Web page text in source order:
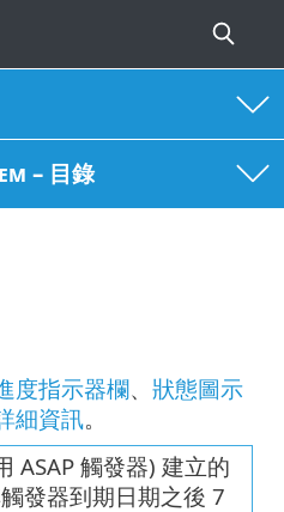
– 目錄
度指示器欄、 狀態圖示
細資訊。
ASAP 觸發器) 建立的
發器到期日期之後 7